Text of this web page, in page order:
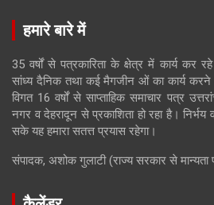
हमारे बारे में
35 वर्षों से पत्रकारिता के क्षेत्र में कार्य कर
सांध्य दैनिक तथा कई मैगजीन ओं का कार्य करने
विगत 16 वर्षों से साप्ताहिक समाचार पत्र
नगर व देहरादून से प्रकाशिता हो रहा है। निर्भय
सके यह हमारा सतत्त प्रयास रहेगा।
संपादक, अशोक गुलाटी (राज्य सरकार से मान्यता